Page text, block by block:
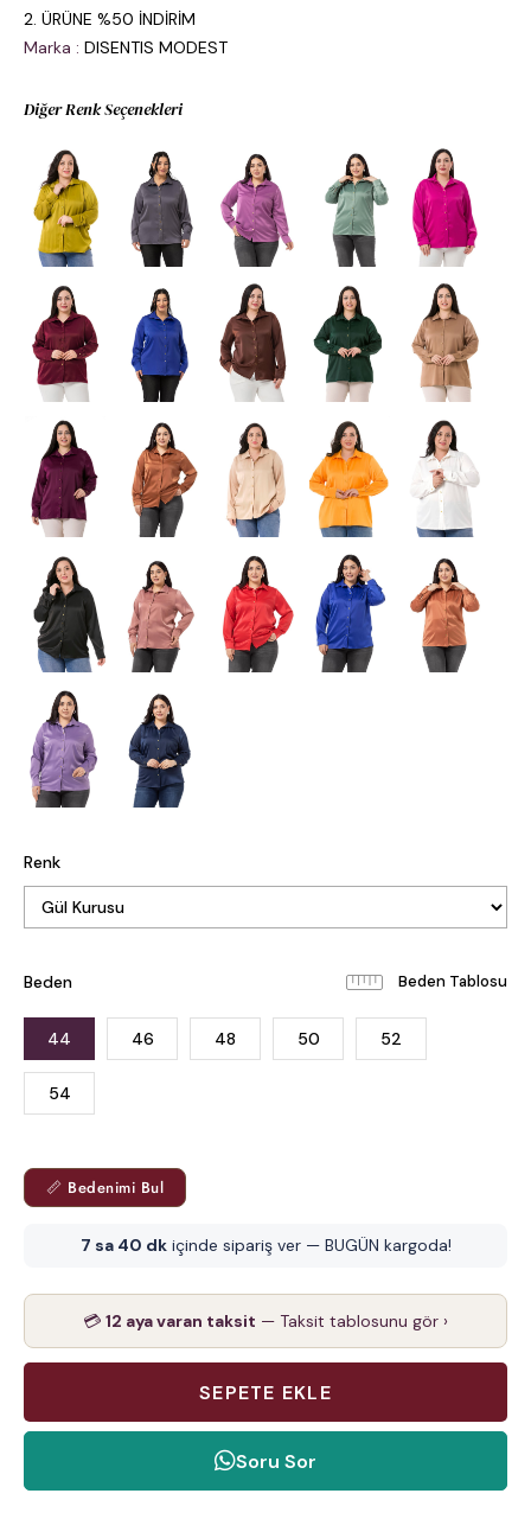
2. ÜRÜNE %50 İNDİRİM
Marka : DISENTIS MODEST
Diğer Renk Seçenekleri
Renk
Beden Beden Tablosu
44 46 48 50 52
54
📏 Bedenimi Bul
7 sa 40 dkiçinde sipariş ver — BUGÜN kargoda!
💳 12 aya varan taksit — Taksit tablosunu gör ›
Soru Sor